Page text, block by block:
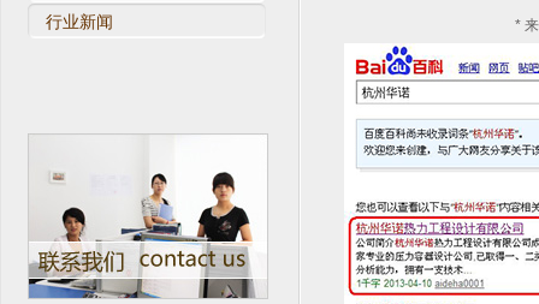
行业新闻
*